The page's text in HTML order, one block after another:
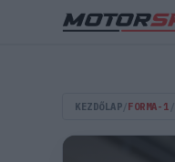
KEZDŐLAP FORMA-1